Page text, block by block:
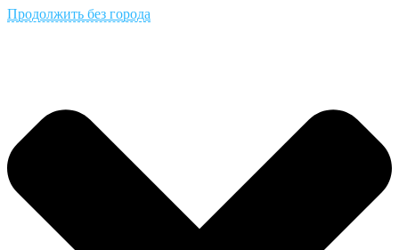
Продолжить без города